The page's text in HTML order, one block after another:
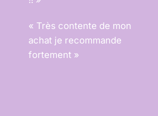
« Très contente de mon
achat je recommande
fortement »